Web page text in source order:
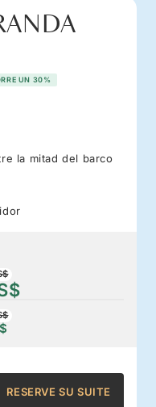
UN 30%
la mitad del barco
RESERVE SU SUITE